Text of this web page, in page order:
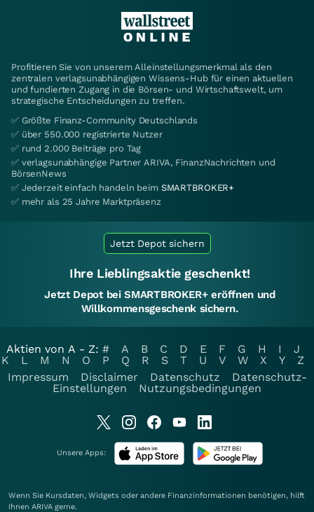
Profitieren Sie von unserem Alleinstellungsmerkmal als den
zentralen verlagsunabhängigen Wissens-Hub für einen aktuellen
und fundierten Zugang in die Börsen- und Wirtschaftswelt, um
strategische Entscheidungen zu treffen.
✅ Größte Finanz-Community Deutschlands
✅ über 550.000 registrierte Nutzer
✅ rund 2.000 Beiträge pro Tag
✅ verlagsunabhängige Partner ARIVA, FinanzNachrichten und
BörsenNews
✅ Jederzeit einfach handeln beim SMARTBROKER+
✅ mehr als 25 Jahre Marktpräsenz
Jetzt Depot sichern
Ihre Lieblingsaktie geschenkt!
Jetzt Depot bei SMARTBROKER+ eröffnen und
Willkommensgeschenk sichern.
Aktien von A - Z: # A B C D E F G H I
J
K
L M N O P Q R S T U V W X Y
Z
Impressum
Disclaimer Datenschutz
Datenschutz-
Einstellungen
Nutzungsbedingungen
Unsere Apps:
Wenn Sie Kursdaten, Widgets oder andere Finanzinformationen benötigen, hilft
Ihnen ARIVA gerne.